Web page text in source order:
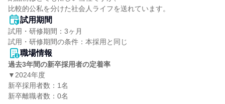
比較的公私を分けた社会人ライフを送れています。
試用期間
試用・研修期間：3ヶ月
職場情報
過去3年間の新卒採用者の定着率
▼2024年度
新卒採用者数：1名
新卒離職者数：0名